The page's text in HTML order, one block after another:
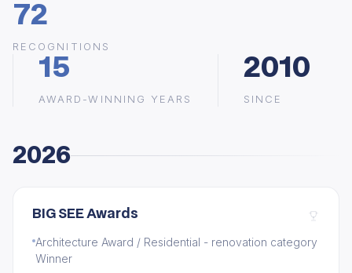
72
RECOGNITIONS
15
AWARD-WINNING YEARS
2010
SINCE
2026
BIG SEE Awards
Architecture Award / Residential - renovation category
Winner